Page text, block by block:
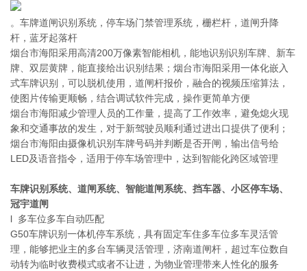
。车牌道闸识别系统，停车场门禁管理系统，栅栏杆，道闸升降
杆，蓝牙起落杆
烟台市海阳采用高清200万像素智能相机，能地识别识别车牌、新车
牌、双层黄牌，能直接给出识别结果；烟台市海阳采用一体化嵌入
式车牌识别，可以脱机使用，道闸杆报价，融合的视频压缩算法，
使图片传输更顺畅，结合调试软件完成，操作更简单方便
烟台市海阳减少管理人员的工作量，提高了工作效率，避免熄火现
象和交通事故的发生，对于新驾驶员顺利通过进出口提供了便利；
烟台市海阳由摄像机识别车牌号码并判断是否开闸，输出信号给
LED及语音指令，适用于停车场管理中，达到智能化跨区域管理
车牌识别系统、道闸系统、智能道闸系统、挡车器、小区停车场、
冠宇道闸
l 多车位多车自动匹配
G50车牌识别一体机停车系统，具有固定车住多车位多车灵活管
理，能够把业主的多台车辆灵活管理，济南道闸杆，超过车位数自
动转为临时收费模式或者不让进，为物业管理带来人性化的服务